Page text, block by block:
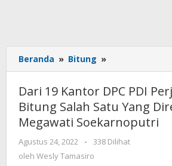
Beranda » Bitung »
19
DPC
PDI
Perjuangan
Bitung
Dari 19 Kantor DPC PDI
Bitung Salah Satu Yang
Megawati Soekarnoputri
Agustus 24, 2022
oleh
Wesly
-
338 Dilihat
oleh Wesly Tamasiro